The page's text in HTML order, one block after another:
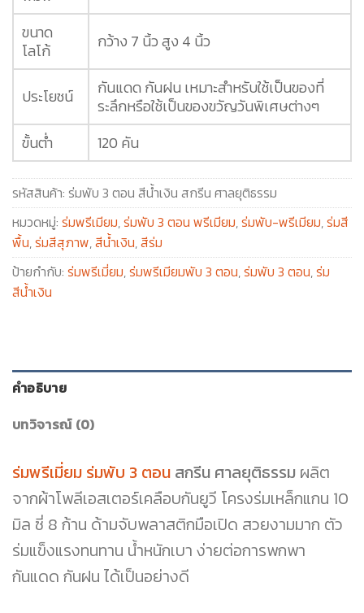
ขนาด
โลโก้
กว้าง 7 นิ้ว สูง 4 นิ้ว
ประโยชน์
กันแดด กันฝน เหมาะสำหรับใช้เป็นของที่
ระลึกหรือใช้เป็นของขวัญวันพิเศษต่างๆ
ขั้นต่ำ
120 คัน
รหัสสินค้า: ร่มพับ 3 ตอน สีน้ำเงิน สกรีน ศาลยุติธรรม
หมวดหมู่: ร่มพรีเมียม,ร่มพับ 3 ตอน พรีเมียม,ร่มพับ-พรีเมียม,ร่มสี
พื้น,ร่มสีสุภาพ,สีน้ำเงิน,สีร่ม
ป้ายกำกับ: ร่มพรีเมี่ยม,ร่มพรีเมียมพับ 3 ตอน,ร่มพับ 3 ตอน,ร่ม
สีน้ำเงิน
คำอธิบาย
บทวิจารณ์ (0)
ร่มพรีเมี่ยม ร่มพับ 3 ตอน สกรีน ศาลยุติธรรม ผลิต
จากผ้าโพลีเอสเตอร์เคลือบกันยูวี โครงร่มเหล็กแกน 10
มิล ซี่ 8 ก้าน ด้ามจับพลาสติกมือเปิด สวยงามมาก ตัว
ร่มแข็งแรงทนทาน น้ำหนักเบา ง่ายต่อการพกพา
กันแดด กันฝน ได้เป็นอย่างดี